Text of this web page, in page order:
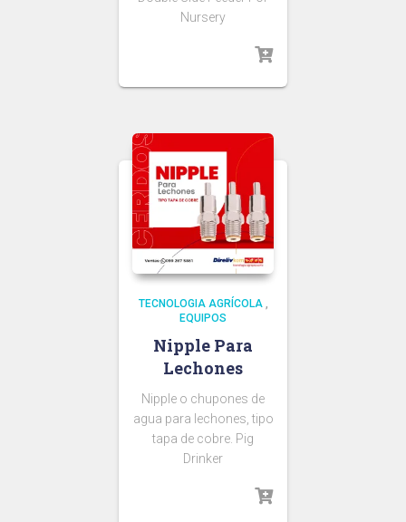
Nursery
TECNOLOGIA AGRÍCOLA,
EQUIPOS
Nipple Para
Lechones
Nipple o chupones de
agua para lechones, tipo
tapa de cobre. Pig
Drinker